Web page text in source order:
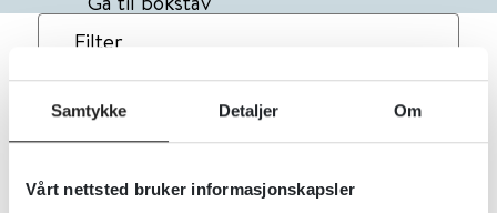
Samtykke Detaljer Om
Vårt nettsted bruker informasjonskapsler
Filter
6Treff Dato Alfabetisk